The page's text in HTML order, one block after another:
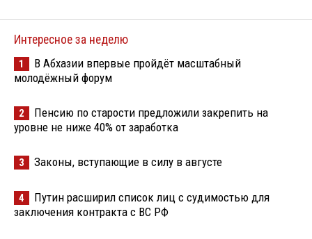
Интересное за неделю
1
В Абхазии впервые пройдёт масштабный
молодёжный форум
2
Пенсию по старости предложили закрепить на
уровне не ниже 40% от заработка
3 Законы, вступающие в силу в августе
4
Путин расширил список лиц с судимостью для
заключения контракта с ВС РФ